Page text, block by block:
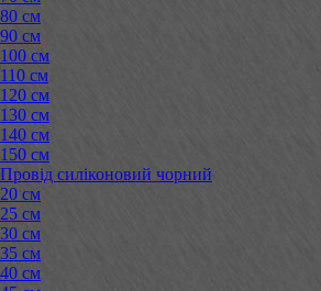
80 см
90 см
100 см
110 см
120 см
130 см
140 см
150 см
Провід силіконовий чорний
20 см
25 см
30 см
35 см
40 см